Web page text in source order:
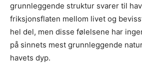
grunnleggende struktur svarer til
friksjonsflaten mellom livet og
hel del, men disse følelsene har
på sinnets mest grunnleggende
havets dyp.